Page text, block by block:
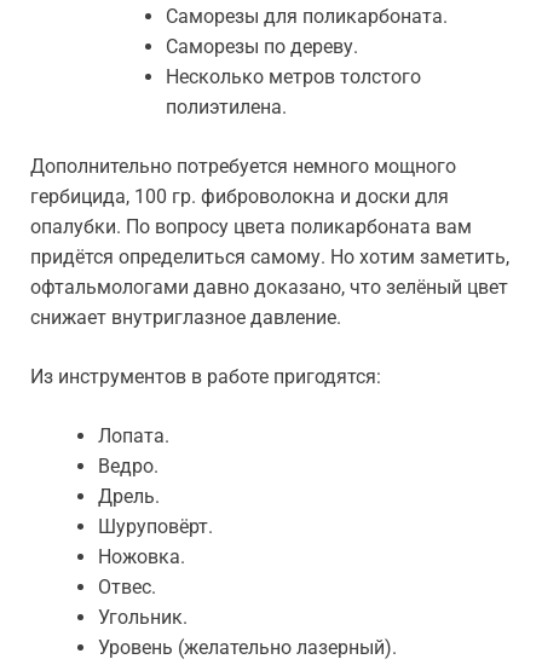
Саморезы для поликарбоната.
Саморезы по дереву.
Несколько метров толстого
полиэтилена.
Дополнительно потребуется немного мощного
гербицида, 100 гр. фиброволокна и доски для
опалубки. По вопросу цвета поликарбоната вам
придётся определиться самому. Но хотим заметить,
офтальмологами давно доказано, что зелёный цвет
снижает внутриглазное давление.
Из инструментов в работе пригодятся:
Лопата.
Ведро.
Дрель.
Шуруповёрт.
Ножовка.
Отвес.
Угольник.
Уровень (желательно лазерный).